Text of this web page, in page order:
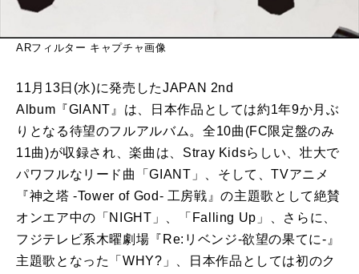
ARフィルター キャプチャ画像
11月13日(水)に発売したJAPAN 2nd
Album『GIANT』は、日本作品としては約1年9か月ぶ
りとなる待望のフルアルバム。全10曲(FC限定盤のみ
11曲)が収録され、楽曲は、Stray Kidsらしい、壮大で
パワフルなリード曲「GIANT」、そして、TVアニメ
『神之塔 -Tower of God- 工房戦』の主題歌として絶賛
オンエア中の「NIGHT」、「Falling Up」、さらに、
フジテレビ系木曜劇場『Re:リベンジ-欲望の果てに-』
主題歌となった「WHY?」、日本作品としては初のク